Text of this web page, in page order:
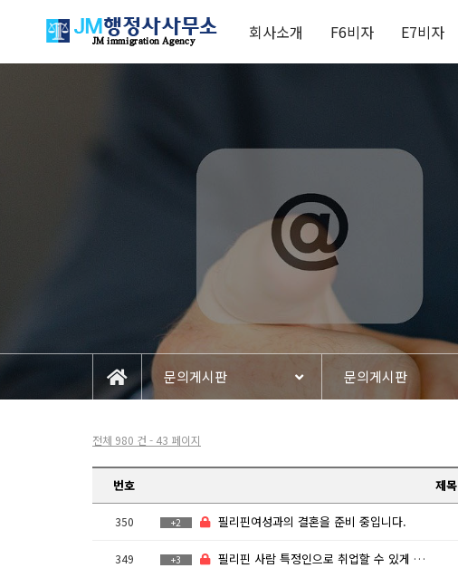
회사소개 F6비자 E7비자
문의게시판 문의게시판
전체 980 건 - 43 페이지
번호 제목
350 +2 필리핀여성과의 결혼을 준비 중입니다.
349 +3 필리핀 사람 특정인으로 취업할 수 있게 오는 방법이 있을까요?